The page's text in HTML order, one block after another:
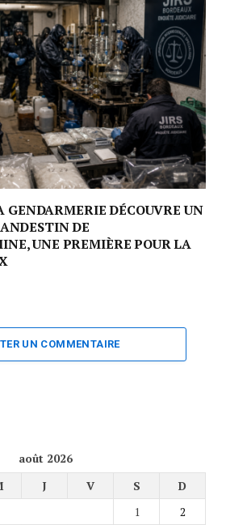
GENDARMERIE DÉCOUVRE UN
DE
UNE PREMIÈRE POUR LA
UN COMMENTAIRE
août 2026
J V S
D
1
2